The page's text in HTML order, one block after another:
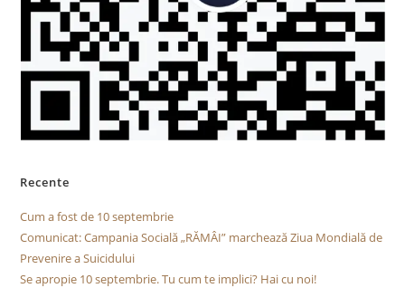
Recente
Cum a fost de 10 septembrie
Comunicat: Campania Socială „RĂMÂI” marchează Ziua Mondială de
Prevenire a Suicidului
Se apropie 10 septembrie. Tu cum te implici? Hai cu noi!